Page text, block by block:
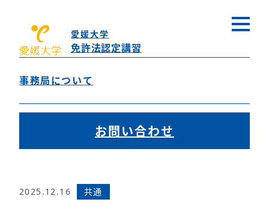
愛媛大学
免許法認定講習
事業成果
事務局について
お問い合わせ
お知らせ
2025.12.16 共通